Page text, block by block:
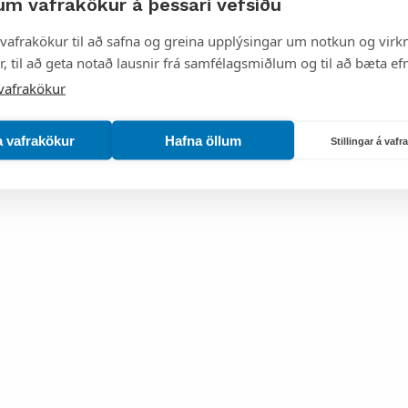
til að safna og greina upplýsingar um notkun og
til að geta notað lausnir frá samfélagsmiðlum og til að bæta
vafrakökur Hafna öllum Stillingar á